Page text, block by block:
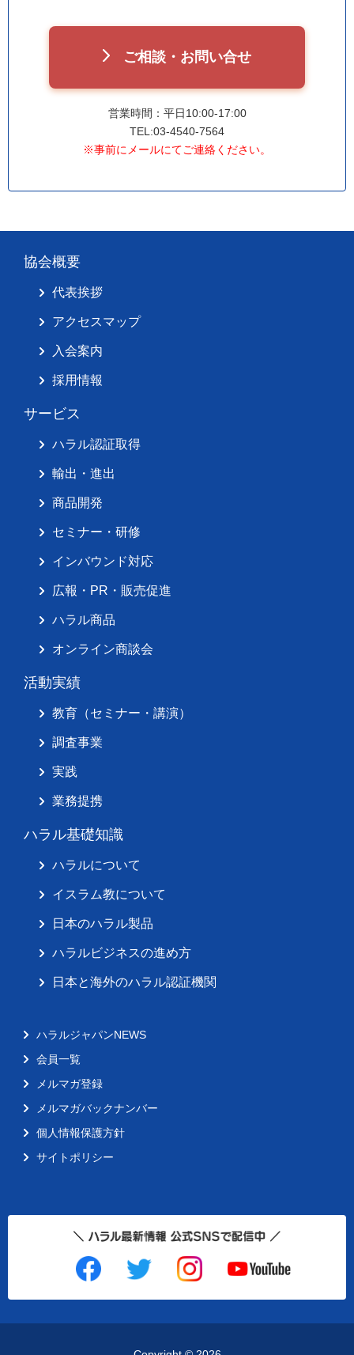
ご相談・お問い合せ
営業時間：平日10:00-17:00
TEL:03-4540-7564
※事前にメールにてご連絡ください。
協会概要
代表挨拶
アクセスマップ
入会案内
採用情報
サービス
ハラル認証取得
輸出・進出
商品開発
セミナー・研修
インバウンド対応
広報・PR・販売促進
ハラル商品
オンライン商談会
活動実績
教育（セミナー・講演）
調査事業
実践
業務提携
ハラル基礎知識
ハラルについて
イスラム教について
日本のハラル製品
ハラルビジネスの進め方
日本と海外のハラル認証機関
ハラルジャパンNEWS
会員一覧
メルマガ登録
メルマガバックナンバー
個人情報保護方針
サイトポリシー